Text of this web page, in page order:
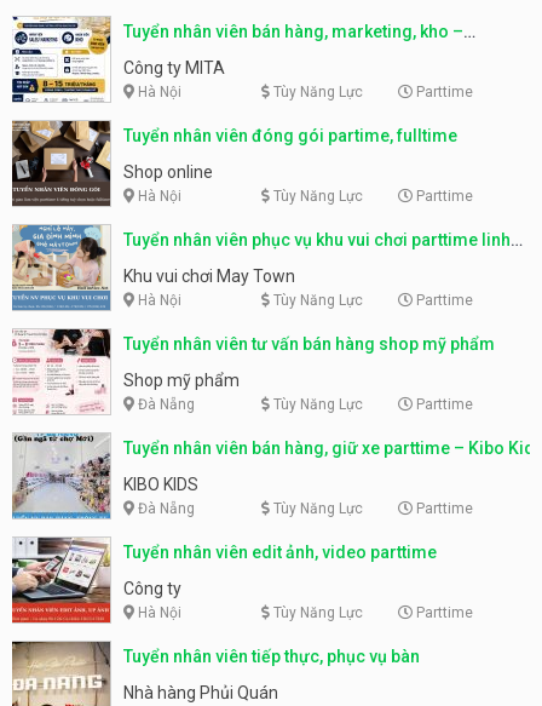
Tuyển nhân viên bán hàng, marketing, kho –
parttime, fulltime
Công ty MITA
Hà Nội Tùy Năng Lực Parttime
Tuyển nhân viên đóng gói partime, fulltime
Shop online
Hà Nội Tùy Năng Lực Parttime
Tuyển nhân viên phục vụ khu vui chơi parttime linh
động
Khu vui chơi May Town
Hà Nội Tùy Năng Lực Parttime
Tuyển nhân viên tư vấn bán hàng shop mỹ phẩm
Shop mỹ phẩm
Đà Nẵng Tùy Năng Lực Parttime
Tuyển nhân viên bán hàng, giữ xe parttime – Kibo Kid
KIBO KIDS
Đà Nẵng Tùy Năng Lực Parttime
Tuyển nhân viên edit ảnh, video parttime
Công ty
Hà Nội Tùy Năng Lực Parttime
Tuyển nhân viên tiếp thực, phục vụ bàn
Nhà hàng Phủi Quán